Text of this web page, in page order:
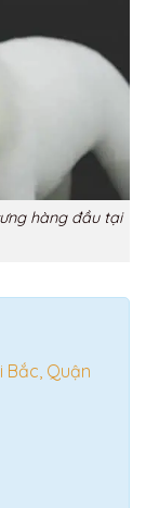
hàng đầu tại
Bắc, Quận